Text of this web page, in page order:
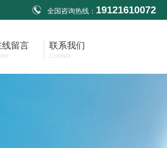
全国咨询热线： 19121610072
线留言 联系我们
Contact